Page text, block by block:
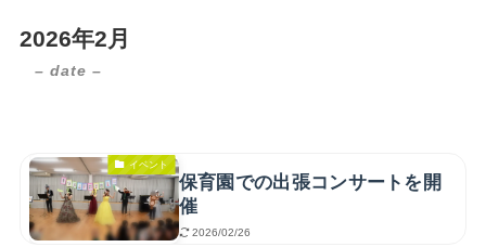
2026年2月
– date –
イベント
保育園での出張コンサートを開
催
2026/02/26